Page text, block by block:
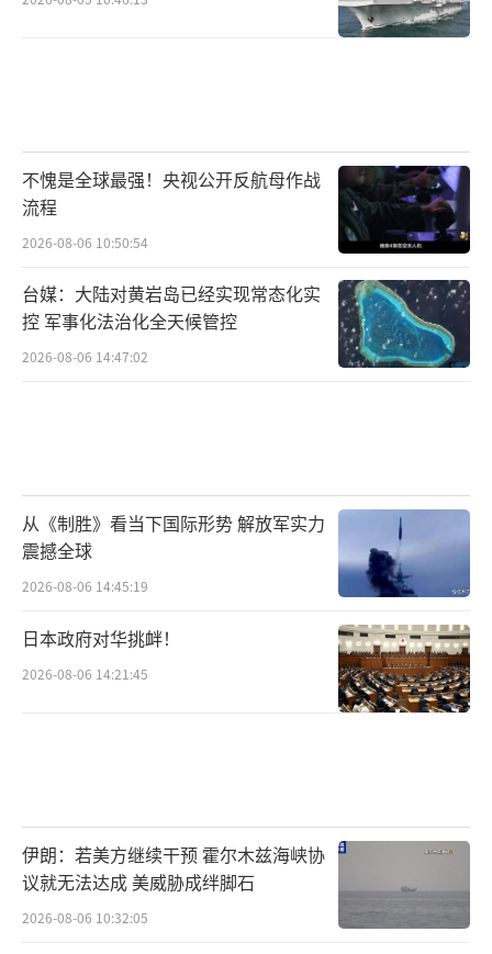
不愧是全球最强！央视公开反航母作战
流程
2026-08-06 10:50:54
台媒：大陆对黄岩岛已经实现常态化实
控 军事化法治化全天候管控
2026-08-06 14:47:02
从《制胜》看当下国际形势 解放军实力
震撼全球
2026-08-06 14:45:19
日本政府对华挑衅！
2026-08-06 14:21:45
伊朗：若美方继续干预 霍尔木兹海峡协
议就无法达成 美威胁成绊脚石
2026-08-06 10:32:05